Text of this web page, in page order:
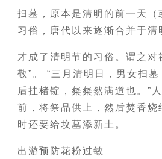
扫墓，原本是清明的前一天（
习俗，唐代以来逐渐合并于清
才成了清明节的习俗。谓之对
敬”。 “三月清明日，男女扫
后挂楮锭，粲粲然满道也。”
前，将祭品供上，然后焚香烧
时还要给坟墓添新土。
出游预防花粉过敏